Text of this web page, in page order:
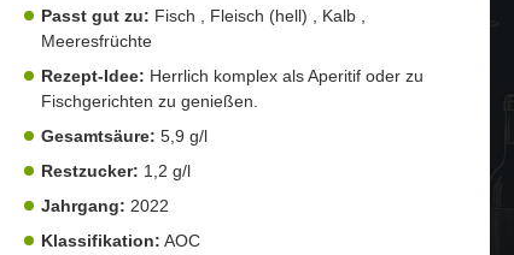
Passt gut zu:
Meeresfrüchte
Rezept-Idee: Herrlich komplex als Aperitif oder zu
Fischgerichten zu genießen.
Gesamtsäure: 5,9 g/l
Restzucker: 1,2 g/l
Jahrgang: 2022
Klassifikation: AOC